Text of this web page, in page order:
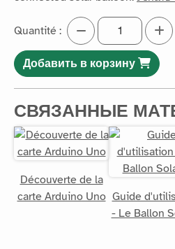
Quantité :
Добавить в корзину
СВЯЗАННЫЕ
Découverte de la
carte Arduino Uno Guide
- Le Ballon